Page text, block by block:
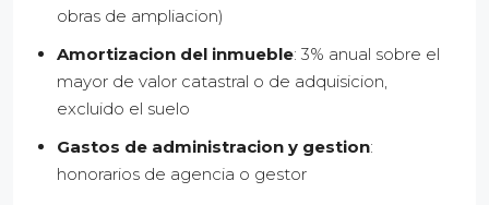
obras de ampliacion)
Amortizacion del inmueble: 3% anual sobre el
mayor de valor catastral o de adquisicion,
excluido el suelo
Gastos de administracion y gestion:
honorarios de agencia o gestor